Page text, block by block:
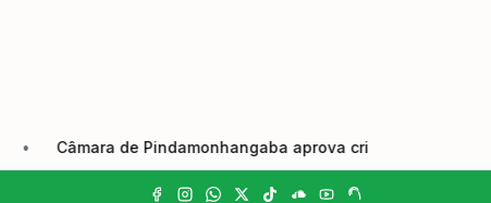
Câmara de Pindamonhangaba aprova criação do Dia